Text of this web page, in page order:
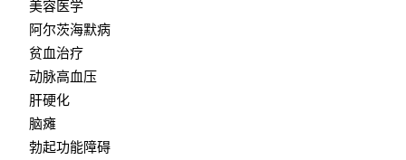
美容医学
阿尔茨海默病
贫血治疗
动脉高血压
肝硬化
脑瘫
勃起功能障碍